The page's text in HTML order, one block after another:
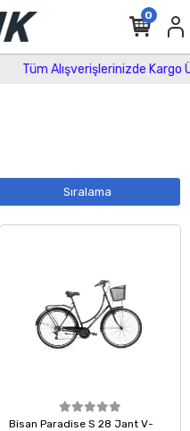
Tüm Alışverişlerinizde Kargo
0
Sıralama
Bisan Paradise S 28 Jant V-